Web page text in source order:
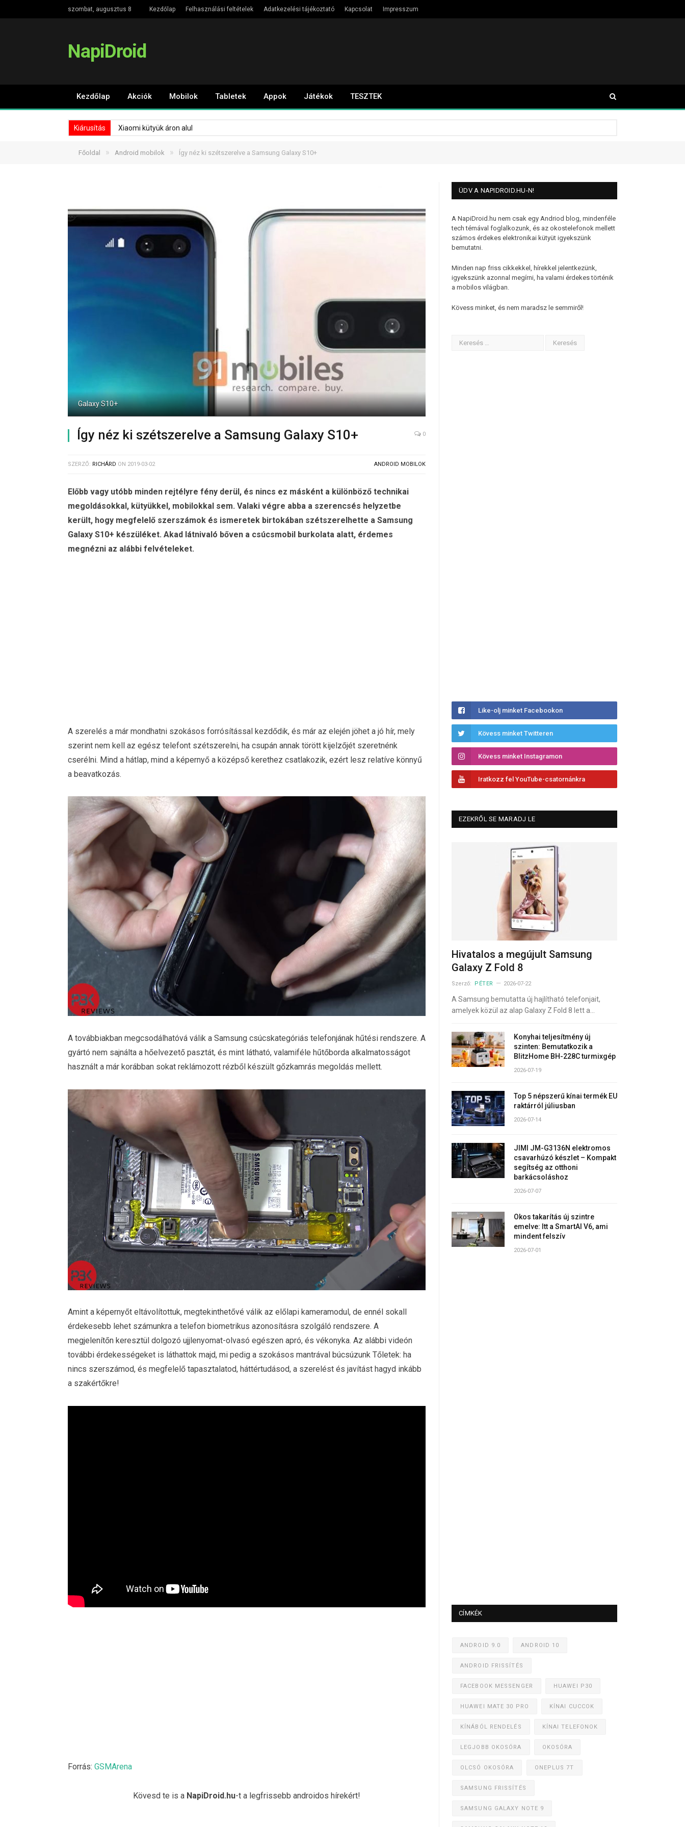
szombat, augusztus 8 Kezdőlap Felhasználási feltételek Adatkezelési tájékoztató Kapcsolat Impresszum
NapiDroid
Kezdőlap Akciók Mobilok Tabletek Appok Játékok TESZTEK
Kiárusítás Xiaomi kütyük áron alul
Főoldal » Android mobilok » Így néz ki szétszerelve a Samsung Galaxy S10+
Galaxy S10+
Így néz ki szétszerelve a Samsung Galaxy S10+ 0
SZERZŐ: RICHÁRD ON 2019-03-02 ANDROID MOBILOK
Előbb vagy utóbb minden rejtélyre fény derül, és nincs ez másként a különböző technikai
megoldásokkal, kütyükkel, mobilokkal sem. Valaki végre abba a szerencsés helyzetbe
került, hogy megfelelő szerszámok és ismeretek birtokában szétszerelhette a Samsung
Galaxy S10+ készüléket. Akad látnivaló bőven a csúcsmobil burkolata alatt, érdemes
megnézni az alábbi felvételeket.
A szerelés a már mondhatni szokásos forrósítással kezdődik, és már az elején jöhet a jó hír, mely
szerint nem kell az egész telefont szétszerelni, ha csupán annak törött kijelzőjét szeretnénk
cserélni. Mind a hátlap, mind a képernyő a középső kerethez csatlakozik, ezért lesz relatíve könnyű
a beavatkozás.
A továbbiakban megcsodálhatóvá válik a Samsung csúcskategóriás telefonjának hűtési rendszere. A
gyártó nem sajnálta a hőelvezető pasztát, és mint látható, valamiféle hűtőborda alkalmatosságot
használt a már korábban sokat reklámozott rézből készült gőzkamrás megoldás mellett.
Amint a képernyőt eltávolítottuk, megtekinthetővé válik az előlapi kameramodul, de ennél sokall
érdekesebb lehet számunkra a telefon biometrikus azonosításra szolgáló rendszere. A
megjelenítőn keresztül dolgozó ujjlenyomat-olvasó egészen apró, és vékonyka. Az alábbi videón
további érdekességeket is láthattok majd, mi pedig a szokásos mantrával búcsúzunk Tőletek: ha
nincs szerszámod, és megfelelő tapasztalatod, háttértudásod, a szerelést és javítást hagyd inkább
a szakértőkre!
Forrás: GSMArena
Kövesd te is a NapiDroid.hu-t a legfrissebb androidos hírekért!
ÜDV A NAPIDROID.HU-N!
A NapiDroid.hu nem csak egy Andriod blog, mindenféle
tech témával foglalkozunk, és az okostelefonok mellett
számos érdekes elektronikai kütyüt igyekszünk
bemutatni.
Minden nap friss cikkekkel, hírekkel jelentkezünk,
igyekszünk azonnal megírni, ha valami érdekes történik
a mobilos világban.
Kövess minket, és nem maradsz le semmiről!
Like-olj minket Facebookon
Kövess minket Twitteren
Kövess minket Instagramon
Iratkozz fel YouTube-csatornánkra
EZEKRŐL SE MARADJ LE
Hivatalos a megújult Samsung
Galaxy Z Fold 8
Szerző: PÉTER 2026-07-22
A Samsung bemutatta új hajlítható telefonjait,
amelyek közül az alap Galaxy Z Fold 8 lett a…
Konyhai teljesítmény új
szinten: Bemutatkozik a
BlitzHome BH-228C turmixgép
2026-07-19
Top 5 népszerű kínai termék EU
raktárról júliusban
2026-07-14
JIMI JM-G3136N elektromos
csavarhúzó készlet – Kompakt
segítség az otthoni
barkácsoláshoz
2026-07-07
Okos takarítás új szintre
emelve: Itt a SmartAI V6, ami
mindent felszív
2026-07-01
CÍMKÉK
ANDROID 9.0 ANDROID 10
ANDROID FRISSÍTÉS
FACEBOOK MESSENGER HUAWEI P30
HUAWEI MATE 30 PRO KÍNAI CUCCOK
KÍNÁBÓL RENDELÉS KÍNAI TELEFONOK
LEGJOBB OKOSÓRA OKOSÓRA
OLCSÓ OKOSÓRA ONEPLUS 7T
SAMSUNG FRISSÍTÉS
SAMSUNG GALAXY NOTE 9